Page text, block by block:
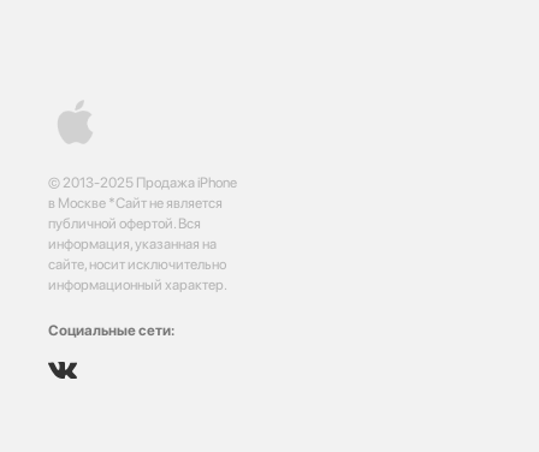
© 2013-2025 Продажа iPhone
в Москве *Сайт не является
публичной офертой. Вся
информация, указанная на
сайте, носит исключительно
информационный характер.
Социальные сети: